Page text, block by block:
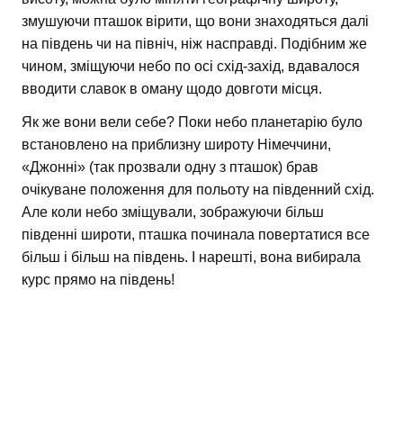
змушуючи пташок вірити, що вони знаходяться далі
на південь чи на північ, ніж насправді. Подібним же
чином, зміщуючи небо по осі схід-захід, вдавалося
вводити славок в оману щодо довготи місця.
Як же вони вели себе? Поки небо планетарію було
встановлено на приблизну широту Німеччини,
«Джонні» (так прозвали одну з пташок) брав
очікуване положення для польоту на південний схід.
Але коли небо зміщували, зображуючи більш
південні широти, пташка починала повертатися все
більш і більш на південь. І нарешті, вона вибирала
курс прямо на південь!